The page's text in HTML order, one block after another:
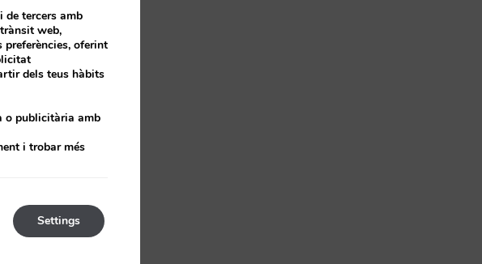
tercers amb
web,
oferint
dels teus hàbits
o publicitària amb
i trobar més
Settings